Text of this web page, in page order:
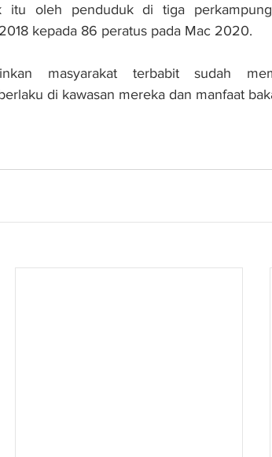
itu oleh penduduk di tiga
kepada 86 peratus pada Mac 2020.
masyarakat terbabit sudah
di kawasan mereka dan manfaat